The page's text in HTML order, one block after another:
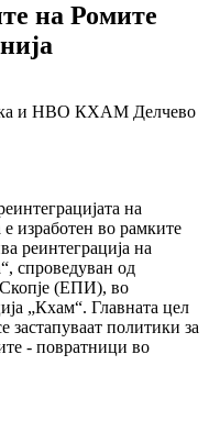
на Ромите
и НВО КХАМ Делчево
на
изработен во рамките
реинтеграција на
спроведуван од
Скопје (ЕПИ), во
„Кхам“. Главната цел
застапуваат политики за
- повратници во